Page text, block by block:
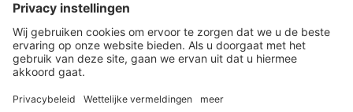
Werken bij ons
Privacy Statement
Algemene Voorwaarden